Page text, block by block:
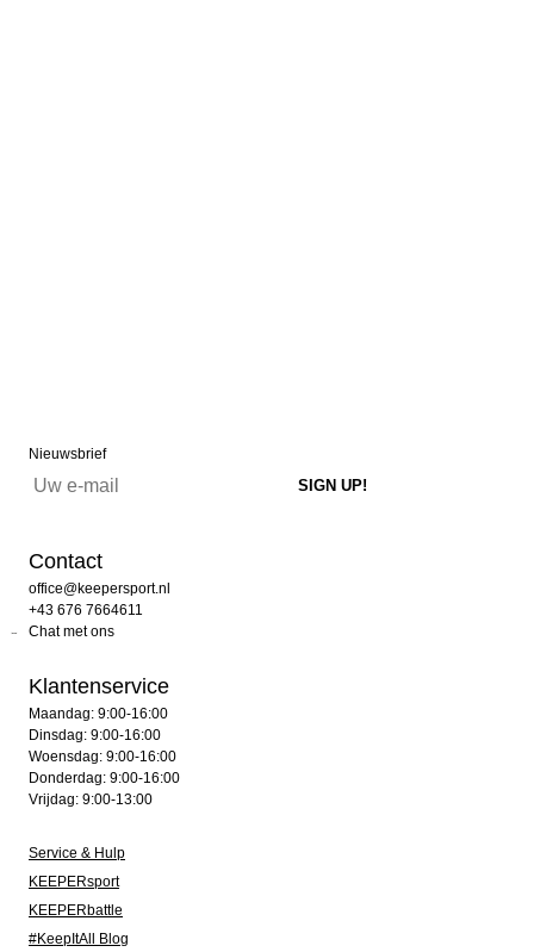
Nieuwsbrief
Contact
office@keepersport.nl
+43 676 7664611
Chat met ons
Klantenservice
Maandag: 9:00-16:00
Dinsdag: 9:00-16:00
Woensdag: 9:00-16:00
Donderdag: 9:00-16:00
Vrijdag: 9:00-13:00
Service & Hulp
KEEPERsport
KEEPERbattle
#KeepItAll Blog